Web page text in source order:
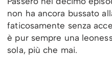
non ha ancora bussato
faticosamente senza
è pur sempre una
sola, più che mai.